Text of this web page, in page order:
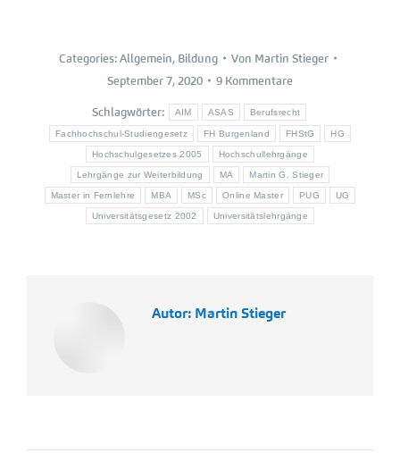
Categories:Allgemein, Bildung Von Martin Stieger
September 7, 2020
9 Kommentare
Schlagwörter: AIM ASAS Berufsrecht
Fachhochschul-Studiengesetz FH Burgenland FHStG HG
Hochschulgesetzes 2005 Hochschullehrgänge
Lehrgänge zur Weiterbildung MA Martin G. Stieger
Master in Fernlehre MBA MSc Online Master PUG UG
Universitätsgesetz 2002 Universitätslehrgänge
Autor: Martin Stieger